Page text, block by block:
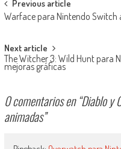
Navegación de
Previous article
Warface para Nintendo Switch
Next article
The Witcher 3: Wild Hunt para
mejoras gráficas
0 comentarios en “Diablo y
animadas”